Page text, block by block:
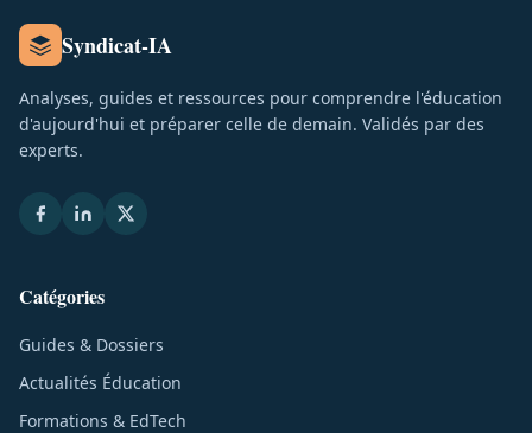
Syndicat-IA
Analyses, guides et ressources pour comprendre l'éducation
d'aujourd'hui et préparer celle de demain. Validés par des
experts.
Catégories
Guides & Dossiers
Actualités Éducation
Formations & EdTech